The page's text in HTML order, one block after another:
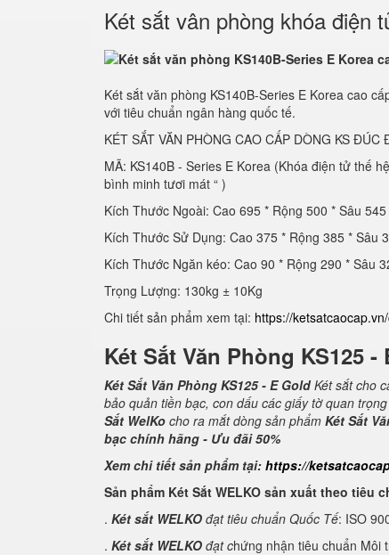
Két sắt vân phòng khóa điện
Két sắt văn phòng KS140B-Series E Korea cao
với tiêu chuẩn ngân hàng quốc tế.
KÉT SẮT VĂN PHÒNG CAO CẤP DÒNG KS ĐÚC
MÃ: KS140B - Series E Korea (Khóa điện tử thế
bình minh tươi mát “ )
Kích Thước Ngoài: Cao 695 * Rộng 500 * Sâu
Kích Thước Sử Dụng: Cao 375 * Rộng 385 * Sâu
Kích Thước Ngăn kéo: Cao 90 * Rộng 290 * Sâu
Trọng Lượng: 130kg ± 10Kg
Chi tiết sản phẩm xem tại: https://
Két Sắt Văn Phòng KS125 -
Két Sắt Văn Phòng KS125 - E GoldKét sắt cho
bảo quản tiền bạc, con dấu các giấy tờ quan
Sắt WelKo cho ra mắt dòng sản phẩm Két Sắt
bạc chính hãng - Ưu đãi 50%
Xem chi tiết sản phẩm tại: https://
Sản phẩm Két Sắt WELKO sản xuất theo tiêu
. Két sắt WELKO đạt tiêu chuẩn Quốc Tế: ISO
. Két sắt WELKO đạt chứng nhận tiêu chuẩn Môi